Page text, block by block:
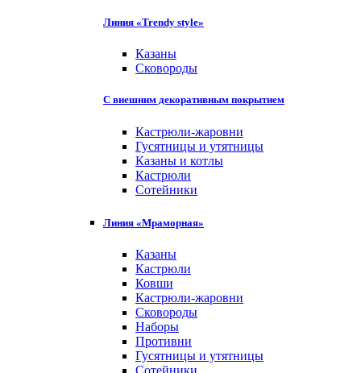
Линия «Trendy style»
Казаны
Сковороды
С внешним декоративным покрытием
Кастрюли-жаровни
Гусятницы и утятницы
Казаны и котлы
Кастрюли
Сотейники
Линия «Мраморная»
Казаны
Кастрюли
Ковши
Кастрюли-жаровни
Сковороды
Наборы
Противни
Гусятницы и утятницы
Сотейники